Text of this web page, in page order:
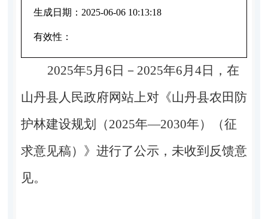
生成日期： 2025-06-06 10:13:18
有效性：
2025年5月6日－2025年6月4日，在
山丹县人民政府网站上对《山丹县农田防
护林建设规划（2025年—2030年）
（征
求意见稿）》进行了公示，未收到反馈意
见。